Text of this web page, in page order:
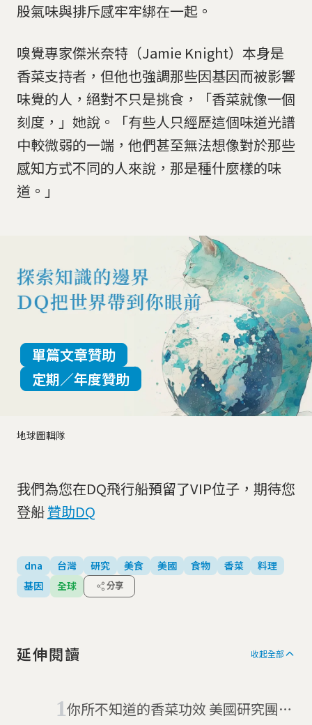
股氣味與排斥感牢牢綁在一起。
嗅覺專家傑米奈特（Jamie Knight）本身是
香菜支持者，但他也強調那些因基因而被影響
味覺的人，絕對不只是挑食，「香菜就像一個
刻度，」她說。「有些人只經歷這個味道光譜
中較微弱的一端，他們甚至無法想像對於那些
感知方式不同的人來說，那是種什麼樣的味
道。」
地球圖輯隊
單篇文章贊助
定期／年度贊助
我們為您在DQ飛行船預留了VIP位子，期待您
登船贊助DQ
dna 台灣 研究 美食 美國 食物 香菜
料理
基因
全球 分享
延伸閱讀 收起全部
你所不知道的香菜功效 美國研究團隊